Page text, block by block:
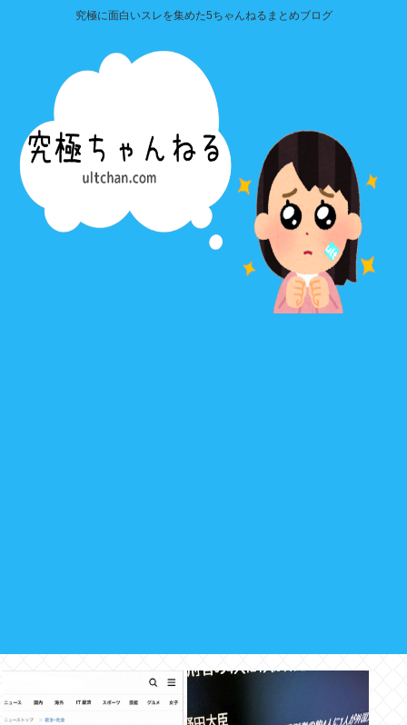
究極に面白いスレを集めた5ちゃんねるまとめブログ